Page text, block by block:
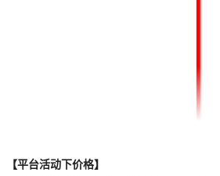
【平台活动下价格】